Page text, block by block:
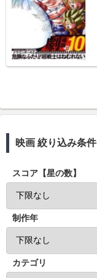
映画 絞り込み条件
スコア【星の数】
制作年
カテゴリ